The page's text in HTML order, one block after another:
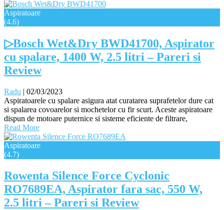
Aspiratoare
(4.6)
▷Bosch Wet&Dry BWD41700, Aspirator
cu spalare, 1400 W, 2.5 litri – Pareri si
Review
Radu | 02/03/2023
Aspiratoarele cu spalare asigura atat curatarea suprafetelor dure cat
si spalarea covoarelor si mochetelor cu fir scurt. Aceste aspiratoare
dispun de motoare puternice si sisteme eficiente de filtrare,
Read More
Aspiratoare
(4.7)
Rowenta Silence Force Cyclonic
RO7689EA, Aspirator fara sac, 550 W,
2.5 litri – Pareri si Review